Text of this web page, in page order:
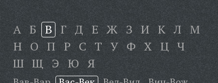
А Б В Г Д Е Ж З И К Л М
Н О П Р С Т У Ф Х Ц Ч
Ш Щ Э Ю Я